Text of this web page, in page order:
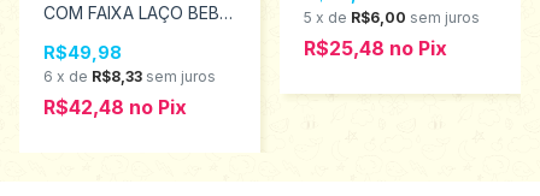
COM FAIXA LAÇO BEBÊ
TAMANHO RN #
0300487
R$49,98
6 x de R$8,33 sem juros
R$42,48 no Pix
5 x de R$6,00 sem juros
R$25,48 no Pix